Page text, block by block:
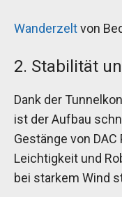
Wanderzeltvon
2. Stabilität
Dank der
ist der Aufbau
Gestänge von
Leichtigkeit und
bei starkem Wind